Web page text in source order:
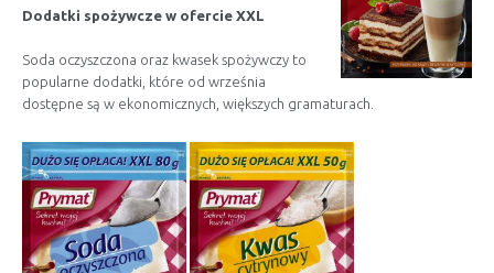
Dodatki spożywcze w ofercie XXL
Soda oczyszczona oraz kwasek spożywczy to
popularne dodatki, które od września
dostępne są w ekonomicznych, większych gramaturach.